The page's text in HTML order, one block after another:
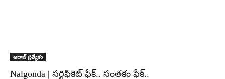
ఆదాబ్ ప్రత్యేకం
Nalgonda | సర్టిఫికెట్ ఫేక్.. సంతకం ఫేక్..